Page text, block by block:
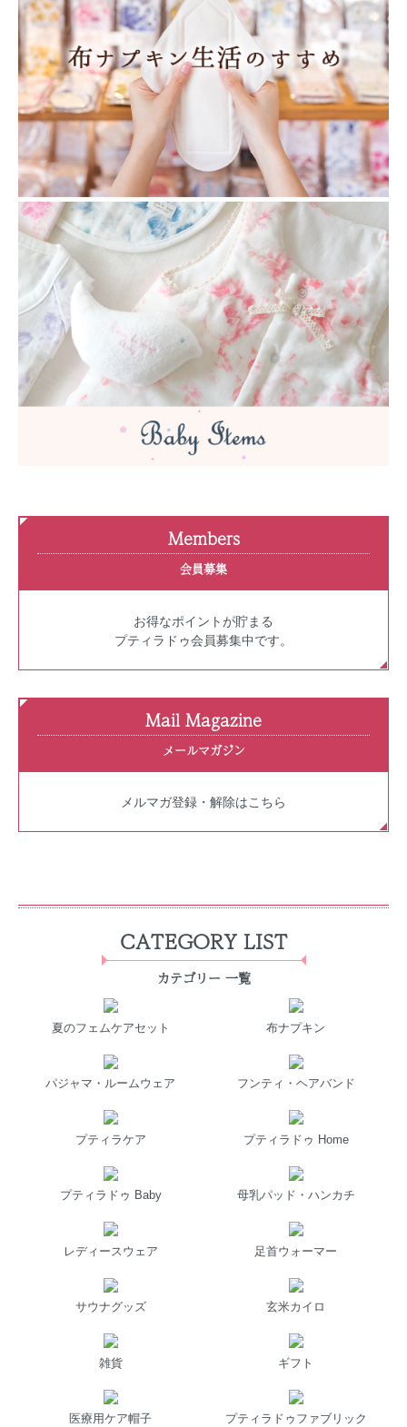
Members
会員募集
お得なポイントが貯まる
プティラドゥ会員募集中です。
Mail Magazine
メールマガジン
メルマガ登録・解除はこちら
CATEGORY LIST
カテゴリー 一覧
夏のフェムケアセット 布ナプキン
パジャマ・ルームウェア フンティ・ヘアバンド
プティラケア プティラドゥ Home
プティラドゥ Baby 母乳パッド・ハンカチ
レディースウェア 足首ウォーマー
サウナグッズ 玄米カイロ
雑貨 ギフト
医療用ケア帽子 プティラドゥファブリック